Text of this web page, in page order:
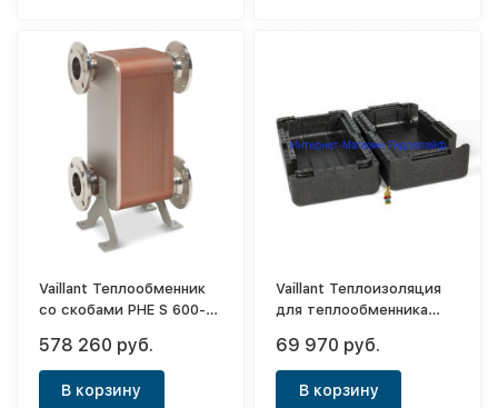
Vaillant Теплообменник
со скобами PHE S 600-
578 260 руб.
В корзину
Vaillant Теплоизоляция
для теплообменника
69 970 руб.
В корзину